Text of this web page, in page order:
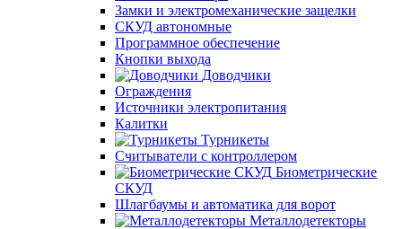
Замки и электромеханические защелки
СКУД автономные
Программное обеспечение
Кнопки выхода
Доводчики
Ограждения
Источники электропитания
Калитки
Турникеты
Считыватели с контроллером
Биометрические
СКУД
Шлагбаумы и автоматика для ворот
Металлодетекторы